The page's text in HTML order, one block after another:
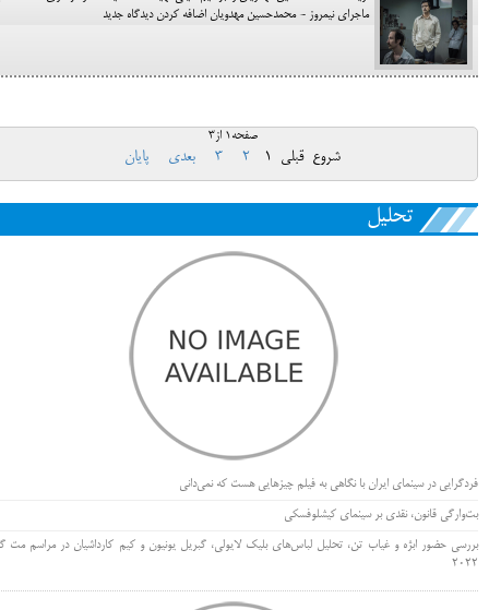
ماجرای نیمروز - محمدحسین مهدویان اضافه کردن دیدگاه جدید
صفحه1 از3
شروع قبلی 1
2
3 بعدی پایان
تحلیل
فردگرایی در سینمای ایران با نگاهی به فیلم چیزهایی هست که نمی‌دانی
بت‌وارگی قانون، نقدی بر سینمای کیشلوفسکی
بررسی حضور ابژه و غیاب تن، تحلیل لباس‌های بلیک لایولی، گبریل یونیون و کیم کارداشیان در مراسم مت
۲۰۲۲